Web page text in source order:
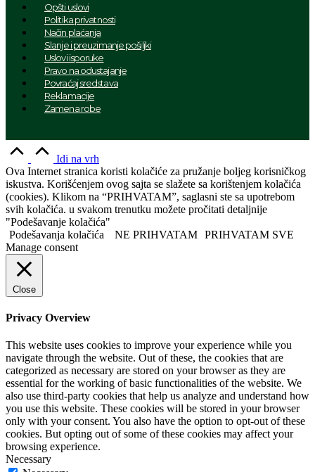
Opšti uslovi
Politika privatnosti
Način plaćanja
Slanje i preuzimanje pošiljki
Uslovi isporuke
Pravo na odustajanje
Povraćaj sredstava
Reklamacije
Zamena robe
Idi na vrh
Ova Internet stranica koristi kolačiće za pružanje boljeg korisničkog
iskustva. Korišćenjem ovog sajta se slažete sa korištenjem kolačića
(cookies). Klikom na “PRIHVATAM”, saglasni ste sa upotrebom
svih kolačića. u svakom trenutku možete pročitati detaljnije
"Podešavanje kolačića"
Podešavanja kolačića
NE PRIHVATAM PRIHVATAM SVE
Manage consent
Close
Privacy Overview
This website uses cookies to improve your experience while you
navigate through the website. Out of these, the cookies that are
categorized as necessary are stored on your browser as they are
essential for the working of basic functionalities of the website. We
also use third-party cookies that help us analyze and understand how
you use this website. These cookies will be stored in your browser
only with your consent. You also have the option to opt-out of these
cookies. But opting out of some of these cookies may affect your
browsing experience.
Necessary